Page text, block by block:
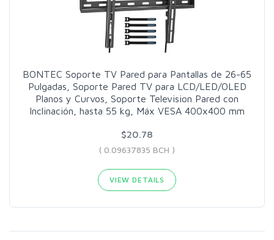
BONTEC Soporte TV Pared para Pantallas de 26-65
Pulgadas, Soporte Pared TV para LCD/LED/OLED
Planos y Curvos, Soporte Television Pared con
Inclinación, hasta 55 kg, Máx VESA 400x400 mm
$20.78
( 0.09637835 BCH )
VIEW DETAILS